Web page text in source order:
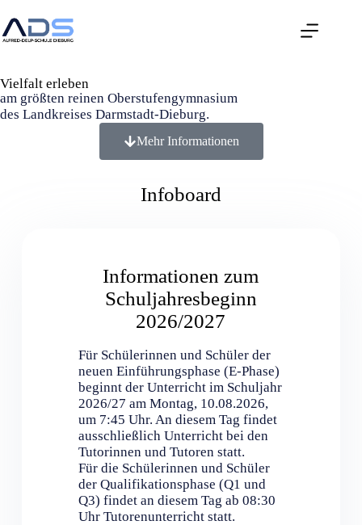
Vielfalt erleben
am größten reinen Oberstufengymnasium
des Landkreises Darmstadt-Dieburg.
Mehr Informationen
Infoboard
Informationen zum
Schuljahresbeginn
2026/2027
Für Schülerinnen und Schüler der
neuen Einführungsphase (E-Phase)
beginnt der Unterricht im Schuljahr
2026/27 am Montag, 10.08.2026,
um 7:45 Uhr. An diesem Tag findet
ausschließlich Unterricht bei den
Tutorinnen und Tutoren statt.
Für die Schülerinnen und Schüler
der Qualifikationsphase (Q1 und
Q3) findet an diesem Tag ab 08:30
Uhr Tutorenunterricht statt.